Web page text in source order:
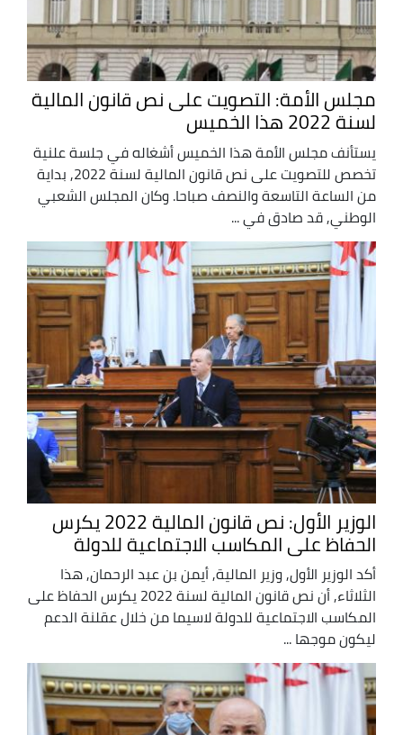
مجلس الأمة: التصويت على نص قانون المالية
لسنة 2022 هذا الخميس
يستأنف مجلس الأمة هذا الخميس أشغاله في جلسة علنية
تخصص للتصويت على نص قانون المالية لسنة 2022, بداية
من الساعة التاسعة والنصف صباحا. وكان المجلس الشعبي
الوطني, قد صادق في ...
الوزير الأول: نص قانون المالية 2022 يكرس
الحفاظ على المكاسب الاجتماعية للدولة
أكد الوزير الأول, وزير المالية, أيمن بن عبد الرحمان, هذا
الثلاثاء, أن نص قانون المالية لسنة 2022 يكرس الحفاظ على
المكاسب الاجتماعية للدولة لاسيما من خلال عقلنة الدعم
ليكون موجها ...